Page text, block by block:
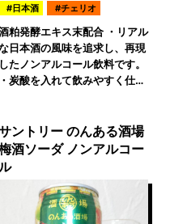
日本酒 チェリオ
粕発酵エキス末配合 ・リアル
日本酒の風味を追求し、再現
したノンアルコール飲料です。
・炭酸を入れて飲みやすく仕…
ントリー のんある酒場
酒ソーダ ノンアルコー
ル